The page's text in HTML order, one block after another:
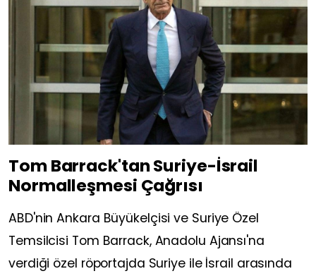
Tom Barrack'tan Suriye-İsrail
Normalleşmesi Çağrısı
ABD'nin Ankara Büyükelçisi ve Suriye Özel
Temsilcisi Tom Barrack, Anadolu Ajansı'na
verdiği özel röportajda Suriye ile İsrail arasında